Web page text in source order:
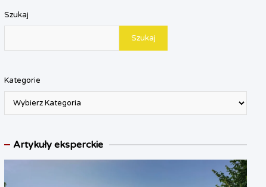
Szukaj
Szukaj
Kategorie
Artykuły eksperckie